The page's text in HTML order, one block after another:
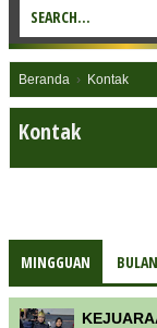
Beranda › Kontak
Kontak
MINGGUAN